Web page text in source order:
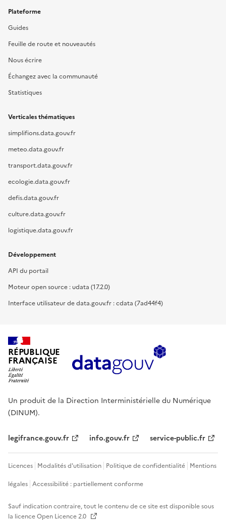
Plateforme
Guides
Feuille de route et nouveautés
Nous écrire
Échangez avec la communauté
Statistiques
Verticales thématiques
simplifions.data.gouv.fr
meteo.data.gouv.fr
transport.data.gouv.fr
ecologie.data.gouv.fr
defis.data.gouv.fr
culture.data.gouv.fr
logistique.data.gouv.fr
Développement
API du portail
Moteur open source : udata (17.2.0)
Interface utilisateur de data.gouv.fr : cdata (7ad44f4)
RÉPUBLIQUE
FRANÇAISE
Un produit de la Direction Interministérielle du Numérique
(DINUM).
legifrance.gouv.fr info.gouv.fr service-public.fr
Licences Modalités d'utilisation Politique de confidentialité Mentions
légales Accessibilité : partiellement conforme
Sauf indication contraire, tout le contenu de ce site est disponible sous
la licenceOpen Licence 2.0